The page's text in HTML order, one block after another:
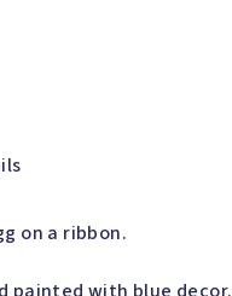
on a ribbon.